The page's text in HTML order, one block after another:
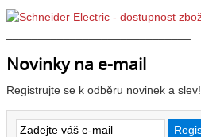
Novinky na e-mail
Registrujte se k odběru novinek a slev!